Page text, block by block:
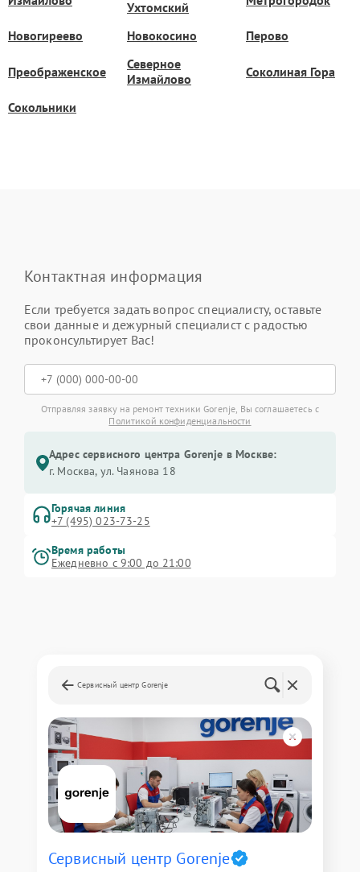
Ухтомский
Новогиреево Новокосино Перово
Преображенское
Северное
Измайлово
Соколиная Гора
Сокольники
Контактная информация
Если требуется задать вопрос специалисту, оставьте
свои данные и дежурный специалист с радостью
проконсультирует Вас!
Отправляя заявку на ремонт техники Gorenje, Вы соглашаетесь с
Политикой конфиденциальности
Адрес сервисного центра Gorenje в Москве:
г. Москва, ул. Чаянова 18
Горячая линия
+7 (495) 023-73-25
Время работы
Ежедневно с 9:00 до 21:00
Сервисный центр Gorenje
Сервисный центр Gorenje